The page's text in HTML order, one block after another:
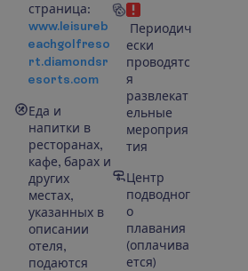
страница:
www.leisureb
eachgolfreso
rt.diamondsr
esorts.com
Еда и
напитки в
ресторанах,
кафе, барах и
других
местах,
указанных в
описании
отеля,
подаются
Периодич
ески
проводятс
я
развлекат
ельные
мероприя
тия
Центр
подводног
о
плавания
(оплачива
ется)